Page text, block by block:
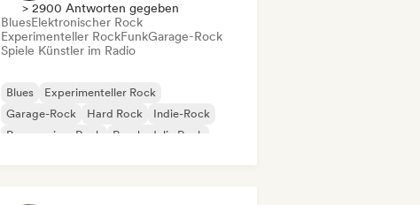
> 2900 Antworten gegeben
BluesElektronischer Rock
Experimenteller RockFunkGarage-Rock
Spiele Künstler im Radio
Blues
Experimenteller Rock
Garage-Rock
Hard Rock
Indie-Rock
Progressiver Rock
Psychedelic Rock